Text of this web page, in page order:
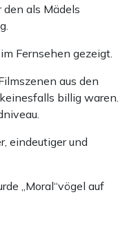
den als Mädels
Fernsehen gezeigt.
aus den
billig waren.
eindeutiger und
„Moral“vögel auf